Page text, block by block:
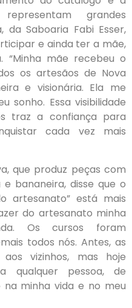
grandes
da Saboaria Fabi Esser,
e ainda ter a mãe,
“Minha mãe recebeu o
os artesãos de Nova
e visionária. Ela me
sonho. Essa visibilidade
traz a confiança para
cada vez mais
que produz peças com
bananeira, disse que o
artesanato” está mais
do artesanato minha
Os cursos foram
todos nós. Antes, as
vizinhos, mas hoje
qualquer pessoa, de
na minha vida e no meu